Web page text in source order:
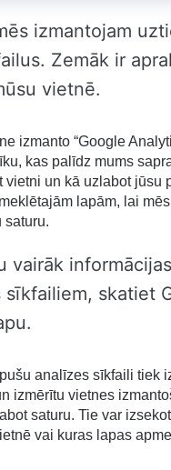
izmantojam
Zemāk ir
vietnē.
izmanto “Google
kas palīdz mums
vietni un kā uzlabot jūsu
lapām, lai
saturu.
vairāk
sīkfailiem, skatiet
analīzes sīkfaili tiek
izmērītu vietnes
saturu. Tie var
vai kuras lapas